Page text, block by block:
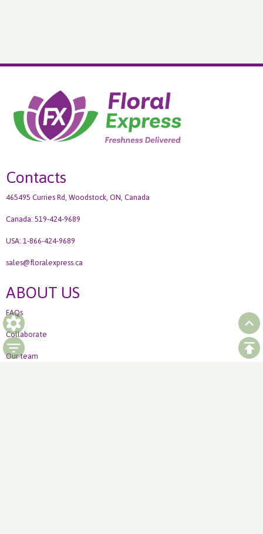
Contacts
465495 Curries Rd, Woodstock, ON, Canada
Canada: 519-424-9689
USA: 1-866-424-9689
sales@floralexpress.ca
ABOUT US
FAQs
Collaborate
Our team